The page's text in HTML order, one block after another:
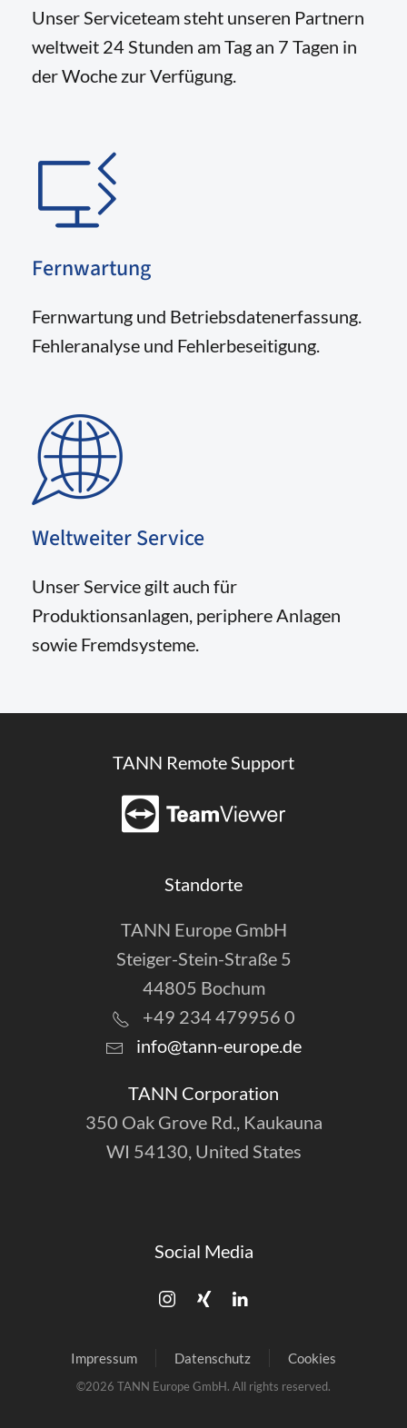
Unser Serviceteam steht unseren Partnern
weltweit 24 Stunden am Tag an 7 Tagen in
der Woche zur Verfügung.
Fernwartung
Fernwartung und Betriebsdatenerfassung.
Fehleranalyse und Fehlerbeseitigung.
Weltweiter Service
Unser Service gilt auch für
Produktionsanlagen, periphere Anlagen
sowie Fremdsysteme.
TANN Remote Support
Standorte
TANN Europe GmbH
Steiger-Stein-Straße 5
44805 Bochum
+49 234 479956 0
info@tann-europe.de
TANN Corporation
350 Oak Grove Rd., Kaukauna
WI 54130, United States
Social Media
Impressum Datenschutz Cookies
©2026 TANN Europe GmbH. All rights reserved.